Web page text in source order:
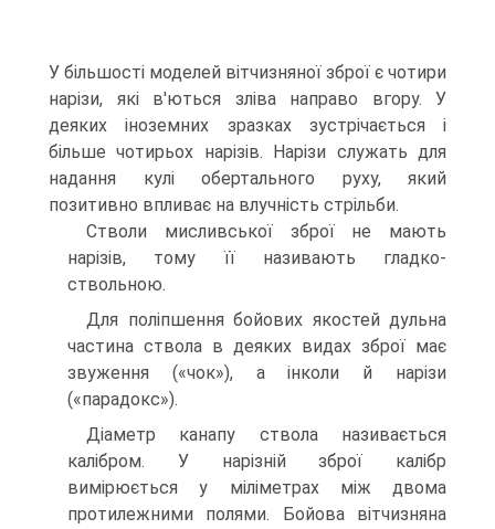
У більшості моделей вітчизняної зброї є чотири
нарізи, які в'ються зліва направо вгору. У
деяких іноземних зразках зустрічається і
більше чотирьох нарізів. Нарізи служать для
надання кулі обертального руху, який
позитивно впливає на влучність стрільби.
Стволи мисливської зброї не мають
нарізів, тому її називають гладко-
ствольною.
Для поліпшення бойових якостей дульна
частина ствола в деяких видах зброї має
звуження («чок»), а інколи й нарізи
(«парадокс»).
Діаметр канапу ствола називається
калібром. У нарізній зброї калібр
вимірюється у міліметрах між двома
протилежними полями. Бойова вітчизняна